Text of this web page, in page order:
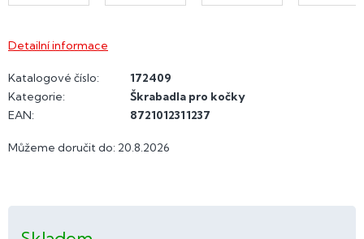
Můžeme doručit do: 20.8.2026
Detailní informace
Katalogové číslo:
172409
Kategorie:
Škrabadla pro kočky
EAN: 8721012311237